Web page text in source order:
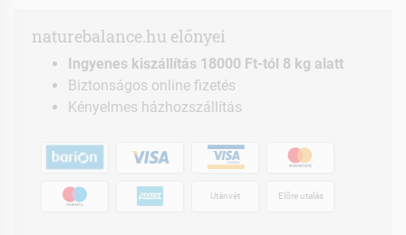
naturebalance.hu előnyei
Ingyenes kiszállítás 18000 Ft-tól 8 kg alatt
Biztonságos online fizetés
Kényelmes házhozszállítás
Utánvét Előre utalás